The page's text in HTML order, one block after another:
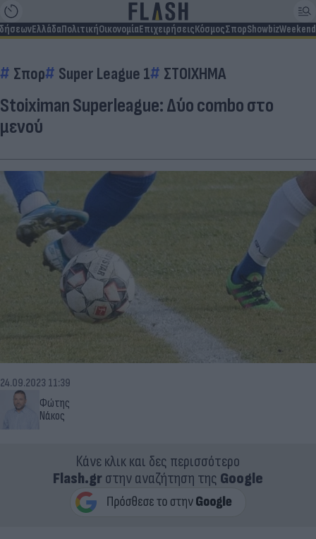
ΕλλάδαΠολιτικήΟικονομίαΕπιχειρήσειςΚόσμοςΣπορShowbizWeekend
Σπορ Super League 1 ΣΤΟΙΧΗΜΑ
Stoiximan Superleague: Δύο combo στο
μενού
Φώτης
Νάκος
24.09.2023 11:39
Κάνε κλικ και δες περισσότερο
Flash.grστην αναζήτηση της Google